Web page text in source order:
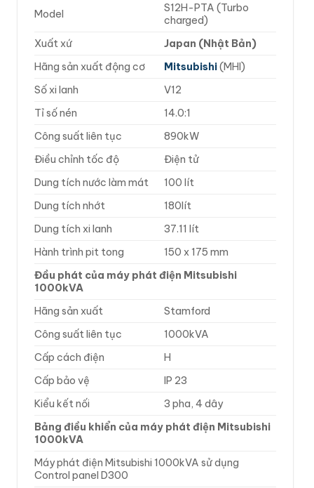
Model
S12H-PTA (Turbo
charged)
Xuất xứ
Japan (Nhật Bản)
Hãng sản xuất động cơ
Mitsubishi(MHI)
Số xi lanh
V12
Tỉ số nén
14.0:1
Công suất liên tục
890kW
Điều chỉnh tốc độ
Điện tử
Dung tích nước làm mát
100 lít
Dung tích nhớt
180lít
Dung tích xi lanh
37.11 lít
Hành trình pit tong
150 x 175 mm
Đầu phát của máy phát điện Mitsubishi
1000kVA
Hãng sản xuất
Stamford
Công suất liên tục
1000kVA
Cấp cách điện
H
Cấp bảo vệ
IP 23
Kiểu kết nối
3 pha, 4 dây
Bảng điều khiển của máy phát điện Mitsubishi
1000kVA
Máy phát điện Mitsubishi 1000kVA sử dụng
Control panel D300